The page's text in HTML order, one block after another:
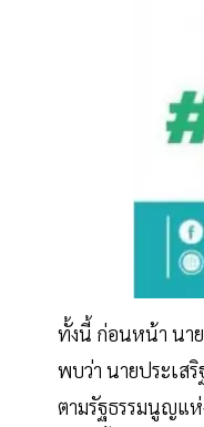
ทั้งนี้ ก่อนหน้า นาย
พบว่า นายประเส
ตามรัฐธรรมนูญแ